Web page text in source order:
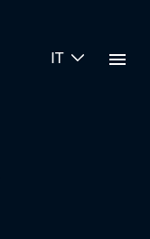
menu